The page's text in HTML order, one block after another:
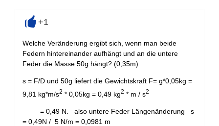
+1
Welche Veränderung ergibt sich, wenn man beide
Federn hintereinander aufhängt und an die untere
Feder die Masse 50g hängt? (0,35m)
s = F/D und 50g liefert die Gewichtskraft F= g*0,05kg =
9,81 kg*m/s2 * 0,05kg = 0,49 kg2 * m / s2
= 0,49 N. also untere Feder Längenänderung s
= 0,49N / 5 N/m = 0,0981 m